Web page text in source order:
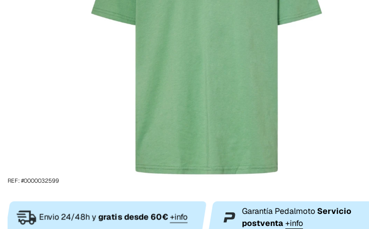
REF: #0000032599
Envio 24/48h ygratis desde 60€ +info
Garantía Pedalmoto Servicio
postventa +info